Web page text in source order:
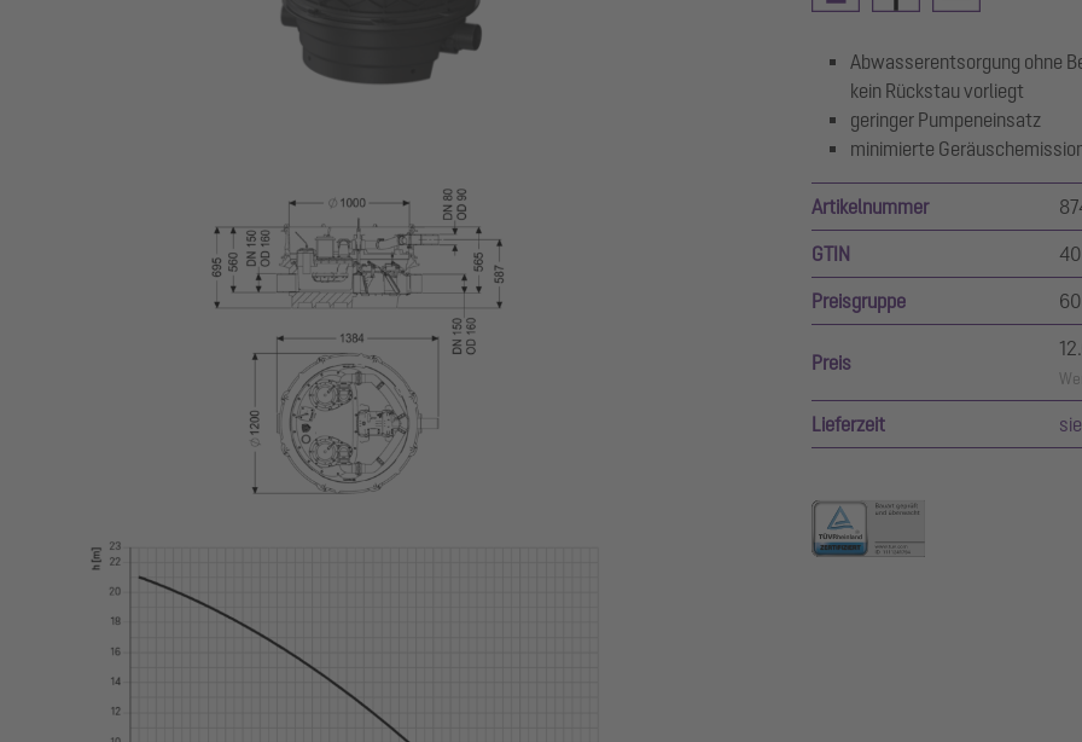
Abwasserentsorgung ohne
kein Rückstau vorliegt
geringer Pumpeneinsatz
minimierte
Artikelnummer
GTIN
Preisgruppe 60
Preis
Lieferzeit